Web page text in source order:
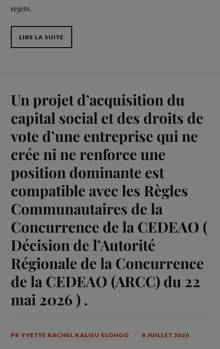
rejets.
LIRE LA SUITE
Un projet d’acquisition du
capital social et des droits de
vote d’une entreprise qui ne
crée ni ne renforce une
position dominante est
compatible avec les Règles
Communautaires de la
Concurrence de la CEDEAO (
Décision de l’Autorité
Régionale de la Concurrence
de la CEDEAO (ARCC) du 22
mai 2026 ) .
PR YVETTE RACHEL KALIEU ELONGO 8 JUILLET 2026